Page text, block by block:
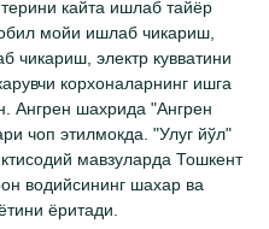
кайта ишлаб тайёр
мойи ишлаб чикариш,
чикариш, электр кувватини
корхоналарнинг ишга
Ангрен шахрида "Ангрен
чоп этилмокда. "Улуг йўл"
мавзуларда Тошкент
водийсининг шахар ва
ёритади.